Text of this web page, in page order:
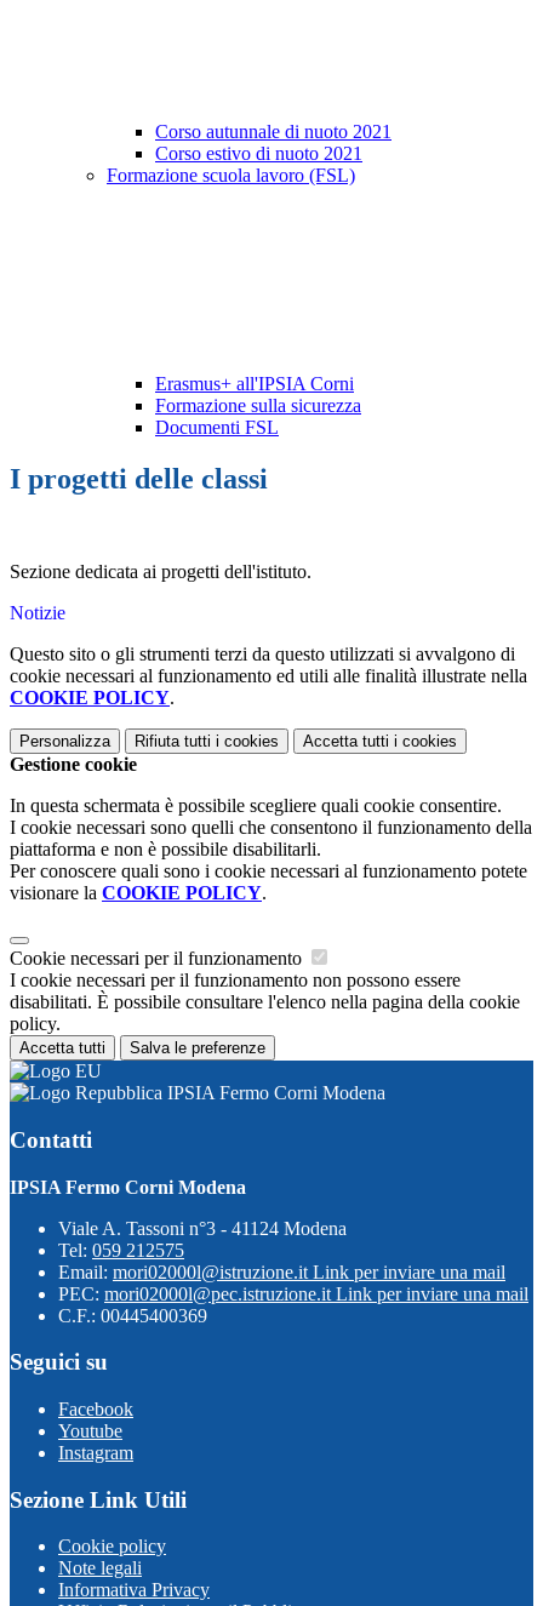
Corso autunnale di nuoto 2021
Corso estivo di nuoto 2021
Formazione scuola lavoro (FSL)
Erasmus+ all'IPSIA Corni
Formazione sulla sicurezza
Documenti FSL
I progetti delle classi
Sezione dedicata ai progetti dell'istituto.
Notizie
Questo sito o gli strumenti terzi da questo utilizzati si avvalgono di
cookie necessari al funzionamento ed utili alle finalità illustrate nella
COOKIE POLICY.
Personalizza Rifiuta tutti i cookies Accetta tutti i cookies
Gestione cookie
In questa schermata è possibile scegliere quali cookie consentire.
I cookie necessari sono quelli che consentono il funzionamento della
piattaforma e non è possibile disabilitarli.
Per conoscere quali sono i cookie necessari al funzionamento potete
visionare la COOKIE POLICY.
Cookie necessari per il funzionamento
I cookie necessari per il funzionamento non possono essere
disabilitati. È possibile consultare l'elenco nella pagina della cookie
policy.
Accetta tutti Salva le preferenze
IPSIA Fermo Corni Modena
Contatti
IPSIA Fermo Corni Modena
Viale A. Tassoni n°3 - 41124 Modena
Tel: 059 212575
Email: mori02000l@istruzione.it Link per inviare una mail
PEC: mori02000l@pec.istruzione.it Link per inviare una mail
C.F.: 00445400369
Seguici su
Facebook
Youtube
Instagram
Sezione Link Utili
Cookie policy
Note legali
Informativa Privacy